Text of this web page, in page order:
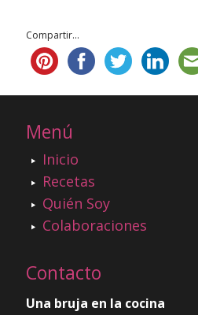
Compartir...
Menú
Inicio
Recetas
Quién Soy
Colaboraciones
Contacto
Una bruja en la cocina